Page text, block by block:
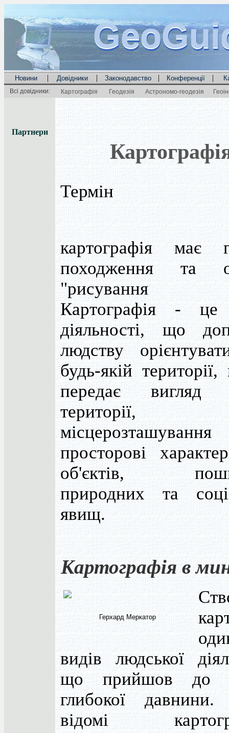
Новини | Довідники | Законодавство | Конференції |
Всі довідники: Картографія Геодезія Астрономо-геодезія
Партнери
Термін
картографія має
походження та
"рисування
Картографія - це
діяльності, що
людству
будь-якій
передає вигляд
території,
просторові
об'єктів,
природних та
явищ.
Картографія в
Герхард Меркатор
видів людської
що прийшов до
глибокої
відомі